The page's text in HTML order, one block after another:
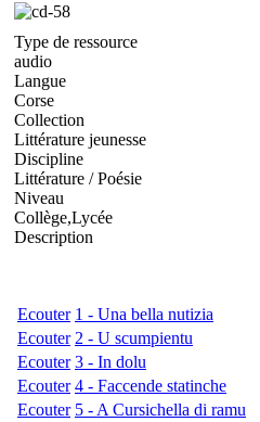
Type de ressource
audio
Langue
Corse
Collection
Littérature jeunesse
Discipline
Littérature / Poésie
Niveau
Collège,Lycée
Description
Ecouter 1 - Una bella nutizia
Ecouter 2 - U scumpientu
Ecouter 3 - In dolu
Ecouter 4 - Faccende statinche
Ecouter 5 - A Cursichella di ramu